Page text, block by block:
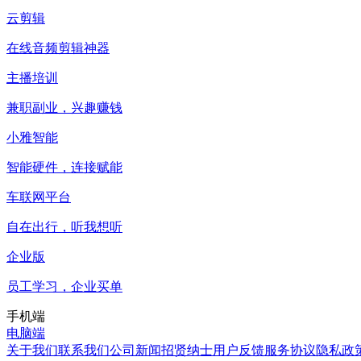
云剪辑
在线音频剪辑神器
主播培训
兼职副业，兴趣赚钱
小雅智能
智能硬件，连接赋能
车联网平台
自在出行，听我想听
企业版
员工学习，企业买单
手机端
电脑端
关于我们联系我们公司新闻招贤纳士用户反馈服务协议隐私政